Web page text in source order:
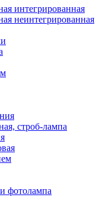
интегрированная
неинтегрированная
строб-лампа
фотолампа